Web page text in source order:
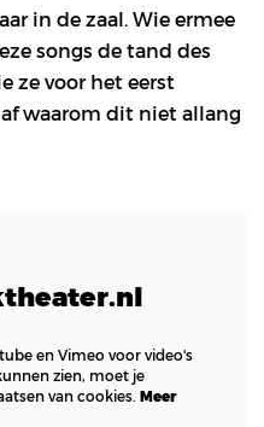
in de zaal. Wie ermee
songs de tand des
ze voor het eerst
waarom dit niet allang
en Vimeo voor video's
zien, moet je
van cookies. Meer